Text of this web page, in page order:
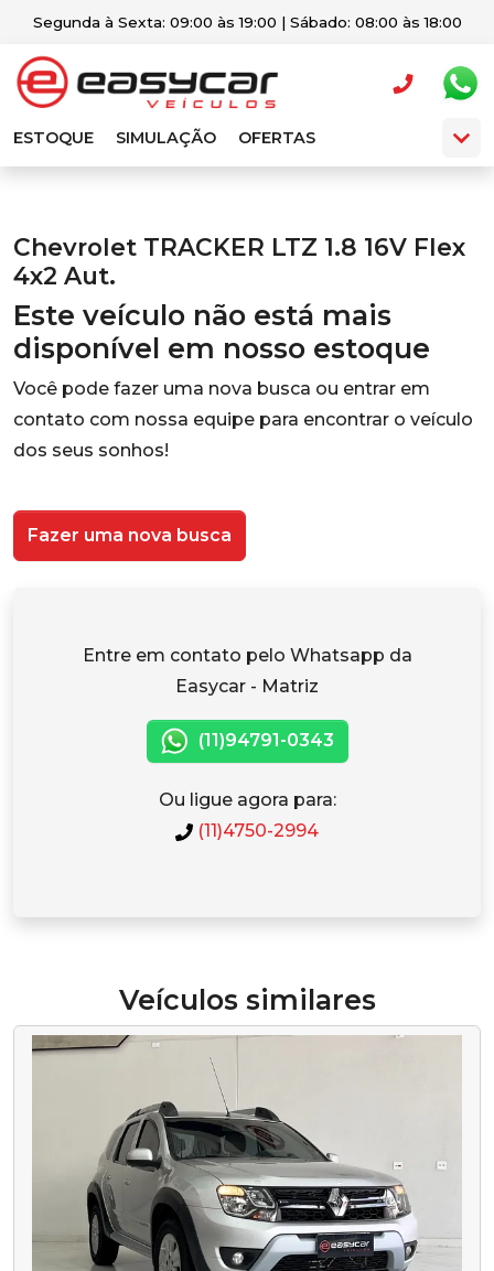
Segunda à Sexta: 09:00 às 19:00 | Sábado: 08:00 às 18:00
ESTOQUE SIMULAÇÃO OFERTAS
Chevrolet TRACKER LTZ 1.8 16V Flex
4x2 Aut.
Este veículo não está mais
disponível em nosso estoque
Você pode fazer uma nova busca ou entrar em
contato com nossa equipe para encontrar o veículo
dos seus sonhos!
Fazer uma nova busca
Entre em contato pelo Whatsapp da
Easycar - Matriz
(11)94791-0343
Ou ligue agora para:
(11)4750-2994
Veículos similares